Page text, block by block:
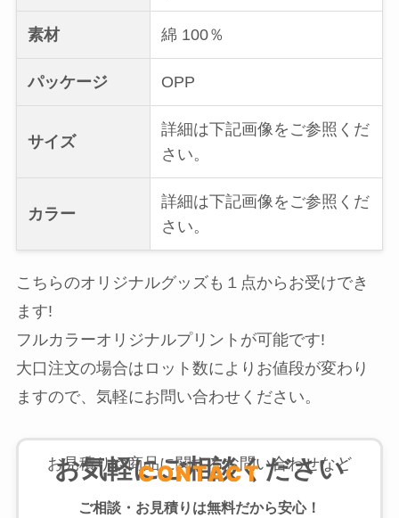
素材 綿 100％
パッケージ OPP
サイズ
詳細は下記画像をご参照くだ
さい。
カラー
詳細は下記画像をご参照くだ
さい。
こちらのオリジナルグッズも１点からお受けでき
ます!
フルカラーオリジナルプリントが可能です!
大口注文の場合はロット数によりお値段が変わり
ますので、気軽にお問い合わせください。
お見積りや商品に関するお問い合わせなど
お気軽にご相談ください
CONTACT
ご相談・お見積りは無料だから安心！